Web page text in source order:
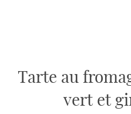
Tarte au
vert et